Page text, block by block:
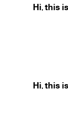
Hi, this
Hi, this